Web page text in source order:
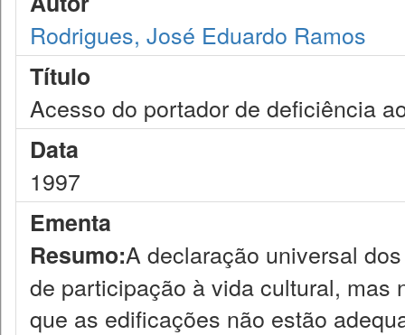
Rodrigues, José Eduardo Ramos
Título
Acesso do portador de deficiência
Data
1997
Ementa
Resumo:A declaração universal
de participação à vida cultural, mas
que as edificações não estão